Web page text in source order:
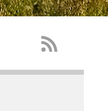
Feed